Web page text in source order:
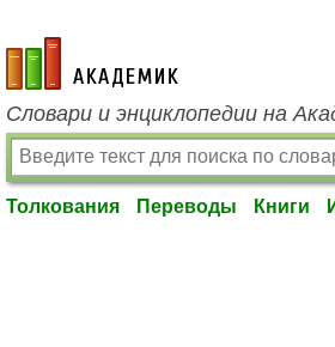
academic.ru
Словари и энциклопедии на
Толкования Переводы Книги